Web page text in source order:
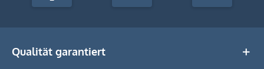
Media
Qualität garantiert